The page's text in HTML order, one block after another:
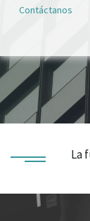
Contáctanos
La